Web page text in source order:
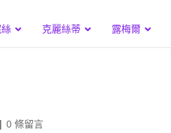
克麗絲蒂 露梅爾
|0 條留言